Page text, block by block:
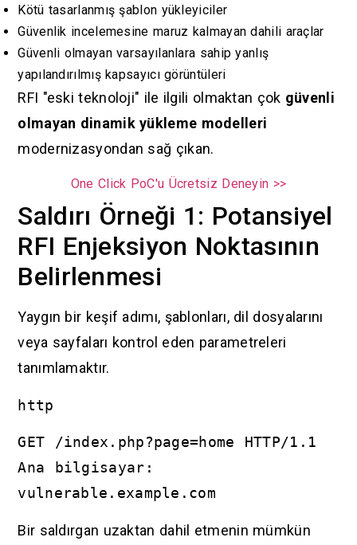
Kötü tasarlanmış şablon yükleyiciler
Güvenlik incelemesine maruz kalmayan dahili araçlar
Güvenli olmayan varsayılanlara sahip yanlış
yapılandırılmış kapsayıcı görüntüleri
RFI "eski teknoloji" ile ilgili olmaktan çok güvenli
olmayan dinamik yükleme modelleri
modernizasyondan sağ çıkan.
One Click PoC'u Ücretsiz Deneyin >>
Saldırı Örneği 1: Potansiyel
RFI Enjeksiyon Noktasının
Belirlenmesi
Yaygın bir keşif adımı, şablonları, dil dosyalarını
veya sayfaları kontrol eden parametreleri
tanımlamaktır.
http
GET /index.php?page=home HTTP/1.1
Ana bilgisayar:
vulnerable.example.com
Bir saldırgan uzaktan dahil etmenin mümkün